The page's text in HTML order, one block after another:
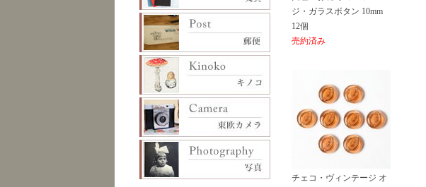
ジ・ガラスボタン 10mm
12個
売約済み
チェコ・ヴィンテージ オ